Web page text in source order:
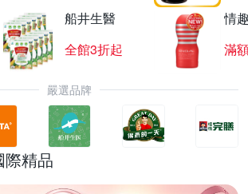
船井生醫
全館3折起
情
滿
嚴選品牌
際精品